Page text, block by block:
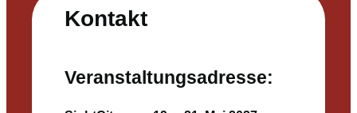
Kontakt
Veranstaltungsadresse: